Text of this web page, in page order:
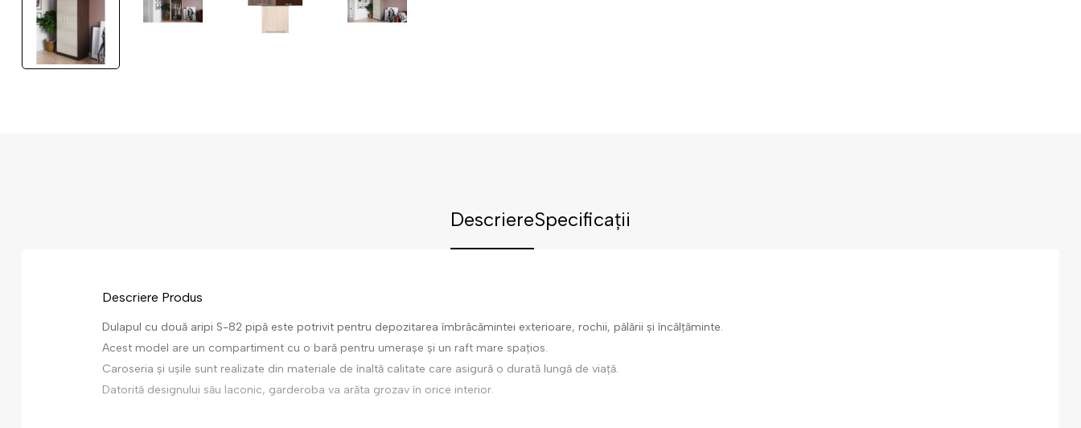
DescriereSpecificații
Descriere Produs
Dulapul cu două aripi S-82 pipă este potrivit pentru depozitarea îmbrăcămintei exterioare, rochii, pălării și încălțăminte.
Acest model are un compartiment cu o bară pentru umerașe și un raft mare spațios.
Caroseria și ușile sunt realizate din materiale de înaltă calitate care asigură o durată lungă de viață.
Datorită designului său laconic, garderoba va arăta grozav în orice interior.